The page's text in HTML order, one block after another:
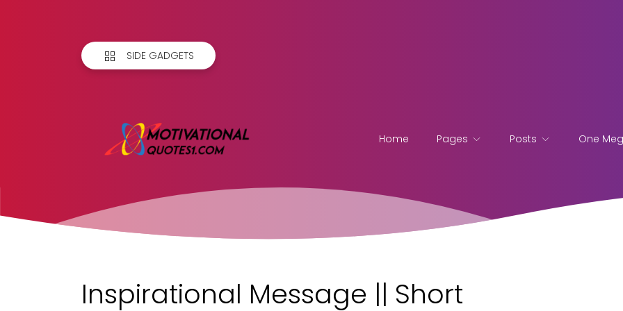
SIDE GADGETS
Home Pages Posts One
Inspirational Message || Short